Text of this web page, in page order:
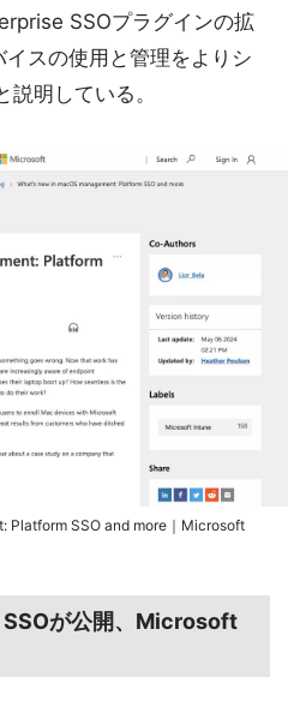
SSOプラグインの拡
スの使用と管理をよりシ
明している。
Platform SSO and more｜Microsoft
が公開、Microsoft